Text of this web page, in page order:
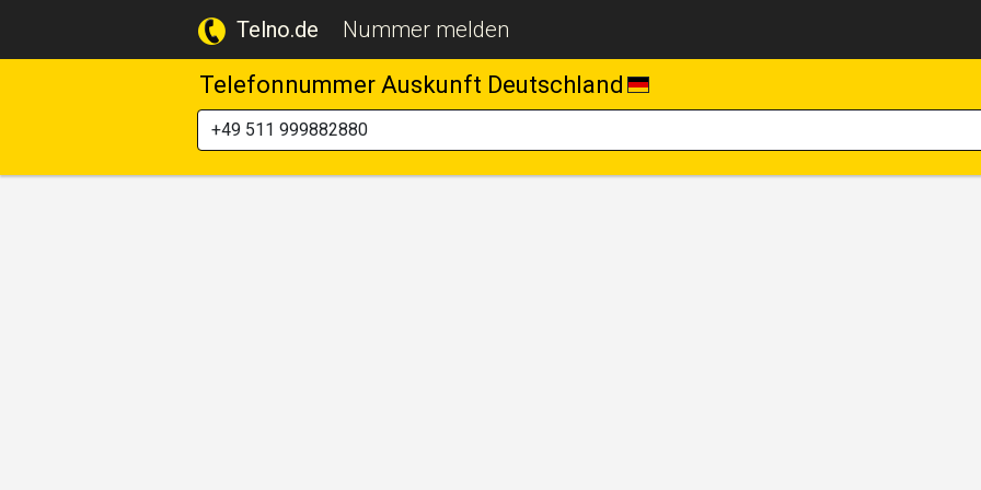
Telno.de Nummer melden
Telefonnummer Auskunft Deutschland